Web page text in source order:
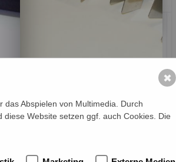
Abspielen von Multimedia. Durch
Website setzen ggf. auch Cookies. Die
✖